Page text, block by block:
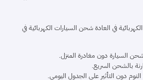
في العادة شحن السيارات الكهربائية في
السيارة دون مغادرة المنزل.
بالشحن السريع.
دون التأثير على الجدول اليومي.